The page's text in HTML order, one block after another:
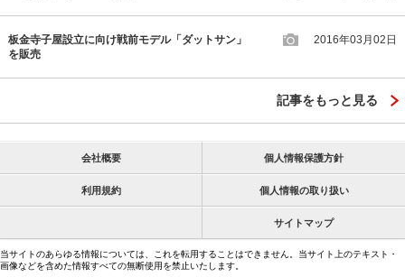
板金寺子屋設立に向け戦前モデル「ダットサン」
を販売
2016年03月02日
記事をもっと見る
会社概要 個人情報保護方針
利用規約 個人情報の取り扱い
サイトマップ
当サイトのあらゆる情報については、これを転用することはできません。当サイト上のテキスト・
画像などを含めた情報すべての無断使用を禁止いたします。